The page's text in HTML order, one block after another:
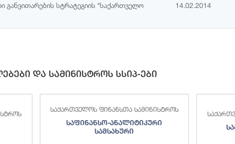
განვითარების სტრატეგიის “საქართველო
14.02.2014
და სამინისტროს სსიპ-ები
საქართველოს ფინანსთა სამინისტროს
საფინანსო-ანალიტიკური
სამსახური